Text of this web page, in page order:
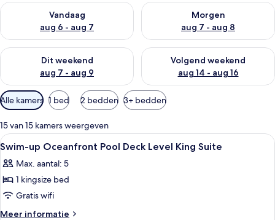
Vandaag
aug 6 - aug 7
De beschikbaarheid controleren voor vanavond aug 6 - aug 7
Morgen
aug 7 - aug 8
De beschikbaarheid
Dit weekend
aug 7 - aug 9
De beschikbaarheid controleren voor dit weekend aug 7 -
Volgend weekend
aug 14 - aug 16
De beschikbaarheid
Beschikbare
filters
voor
kamers
Alle kamers 1 bed 2 bedden 3+ bedden
15 van 15 kamers weergeven
Alle
foto's
voor
Swim-
up
Oceanfront
Een moderne slaapkamer met een
20
Swim-up Oceanfront Pool Deck Level King Suite
Max. aantal: 5
1 kingsize bed
Gratis wifi
Meer informatie
Meer